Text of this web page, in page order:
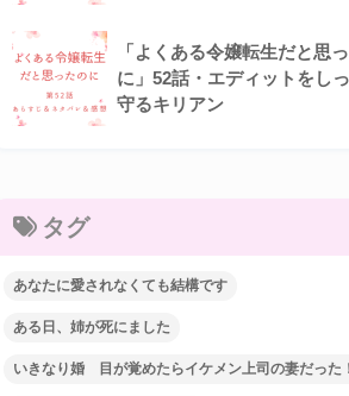
「よくある令嬢転生だと思
に」52話・エディットをし
守るキリアン
タグ
あなたに愛されなくても結構です
ある日、姉が死にました
いきなり婚 目が覚めたらイケメン上司の妻だった